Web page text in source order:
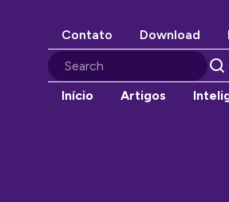
Contato Download
Início
Artigos